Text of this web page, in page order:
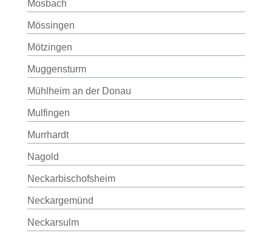
Mosbach
Mössingen
Mötzingen
Muggensturm
Mühlheim an der Donau
Mulfingen
Murrhardt
Nagold
Neckarbischofsheim
Neckargemünd
Neckarsulm